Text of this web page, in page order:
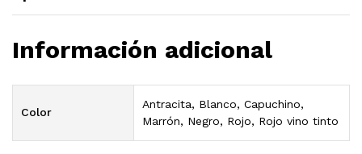
Información adicional
Color
Antracita, Blanco, Capuchino,
Marrón, Negro, Rojo, Rojo vino tinto